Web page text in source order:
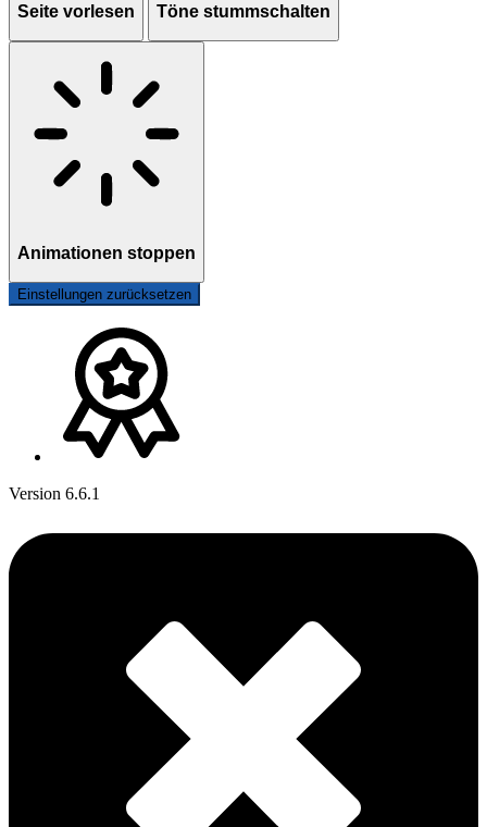
Seite vorlesen Töne stummschalten
Animationen stoppen
Einstellungen zurücksetzen
Version 6.6.1